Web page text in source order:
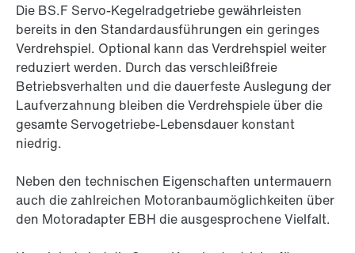
Die BS.F Servo-Kegelradgetriebe gewährleisten
bereits in den Standardausführungen ein geringes
Verdrehspiel. Optional kann das Verdrehspiel weiter
reduziert werden. Durch das verschleißfreie
Betriebsverhalten und die dauerfeste Auslegung der
Laufverzahnung bleiben die Verdrehspiele über die
gesamte Servogetriebe-Lebensdauer konstant
niedrig.
Neben den technischen Eigenschaften untermauern
auch die zahlreichen Motoranbaumöglichkeiten über
den Motoradapter EBH die ausgesprochene Vielfalt.